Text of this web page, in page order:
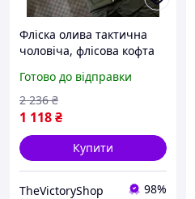
Фліска олива тактична
чоловіча, флісова кофта
хакі на змійці L Cv4ed
Готово до відправки
1 118₴
2 236 ₴
Купити
TheVictoryShop 98%